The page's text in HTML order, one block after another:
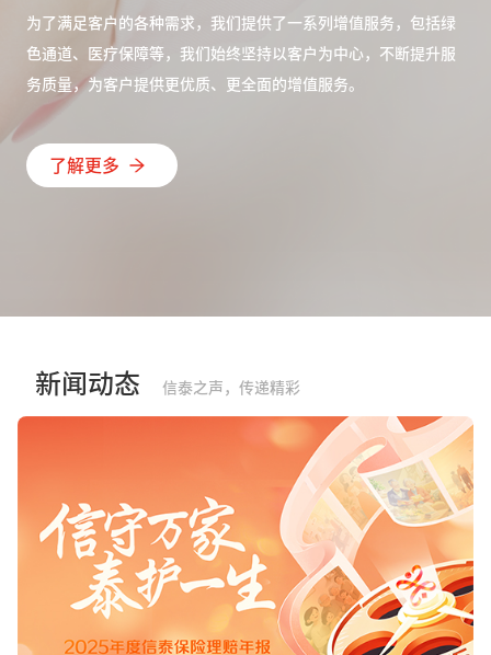
为了满足客户的各种需求，我们提供了一系列增值服务，包括绿
色通道、医疗保障等，我们始终坚持以客户为中心，不断提升服
务质量，为客户提供更优质、更全面的增值服务。
了解更多
新闻动态 信泰之声，传递精彩